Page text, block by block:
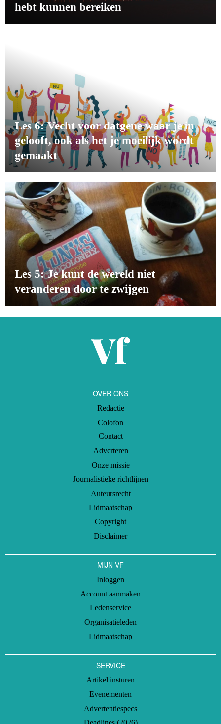
hebt kunnen bereiken
Les 6: Vecht voor datgene waar je in
gelooft, ook als het je moeilijk wordt
gemaakt
Les 5: Je kunt de wereld niet
veranderen door te zwijgen
OVER ONS
Redactie
Colofon
Contact
Adverteren
Onze missie
Journalistieke richtlijnen
Auteursrecht
Lidmaatschap
Copyright
Disclaimer
MIJN VF
Inloggen
Account aanmaken
Ledenservice
Organisatieleden
Lidmaatschap
SERVICE
Artikel insturen
Evenementen
Advertentiespecs